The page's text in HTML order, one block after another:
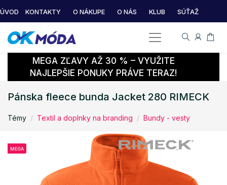
ÚVOD KONTAKTY O NÁKUPE O NÁS KLUB SÚŤAŽ
MEGA ZĽAVY AŽ 30 % – VYUŽITE
NAJLEPŠIE PONUKY PRÁVE TERAZ!
Pánska fleece bunda Jacket 280 RIMECK
Témy Textil a doplnky na branding Bundy - vesty
MEGA